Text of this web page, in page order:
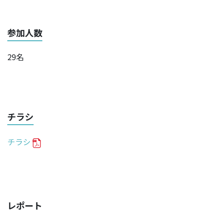
参加人数
29名
チラシ
チラシ
レポート